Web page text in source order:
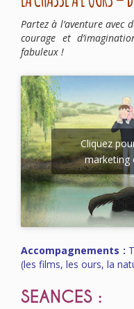
Partez à l’aventure avec
courage et
fabuleux !
Cliquez
marketing
Accompagnements :
(les films, les ours, la
SEANCES :